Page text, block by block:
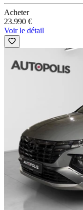
Acheter
23.990 €
Voir le détail